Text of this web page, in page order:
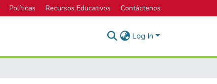
Políticas Recursos Educativos Contáctenos
Log In